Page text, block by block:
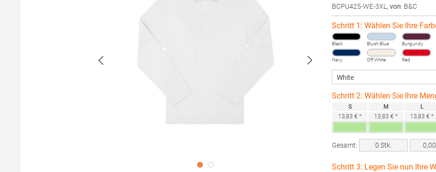
BCPU425-WE-3XL , von: B&C
Schritt 1: Wählen Sie Ihre
Black Blush Blue Burgundy
Navy Off White Red
Schritt 2: Wählen Sie Ihre
S
13,83 € *
M
13,83 € *
L
13,83 € *
Gesamt: 0 Stk.
Schritt 3: Legen Sie nun Ihre